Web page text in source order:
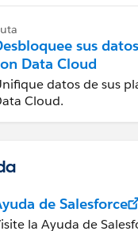
sus datos
Data Cloud
datos de sus
Cloud.
de Salesforce
la Ayuda de